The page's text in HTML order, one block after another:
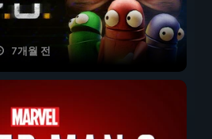
7개월 전